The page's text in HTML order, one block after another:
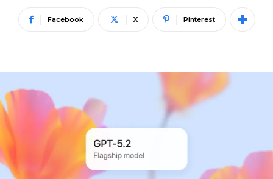
Facebook X Pinterest